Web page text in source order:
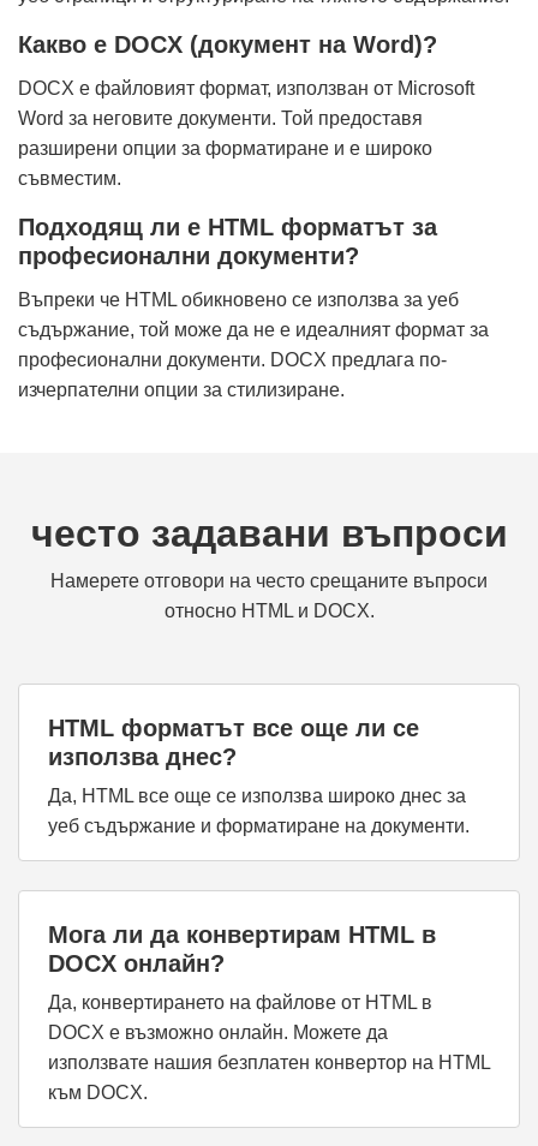
Какво е DOCX (документ на Word)?
DOCX е файловият формат, използван от Microsoft
Word за неговите документи. Той предоставя
разширени опции за форматиране и е широко
съвместим.
Подходящ ли е HTML форматът за
професионални документи?
Въпреки че HTML обикновено се използва за уеб
съдържание, той може да не е идеалният формат за
професионални документи. DOCX предлага по-
изчерпателни опции за стилизиране.
често задавани въпроси
Намерете отговори на често срещаните въпроси
относно HTML и DOCX.
HTML форматът все още ли се
използва днес?
Да, HTML все още се използва широко днес за
уеб съдържание и форматиране на документи.
Мога ли да конвертирам HTML в
DOCX онлайн?
Да, конвертирането на файлове от HTML в
DOCX е възможно онлайн. Можете да
използвате нашия безплатен конвертор на HTML
към DOCX.